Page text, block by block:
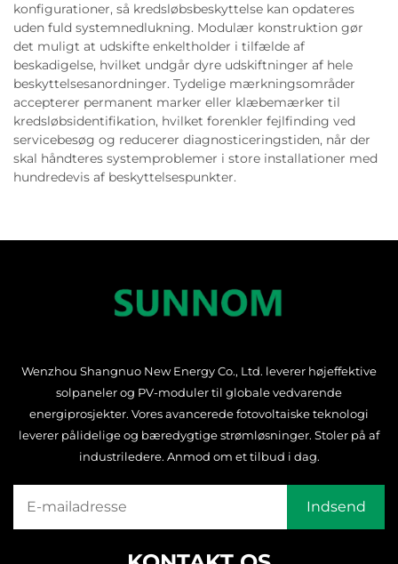
konfigurationer, så kredsløbsbeskyttelse kan opdateres
uden fuld systemnedlukning. Modulær konstruktion gør
det muligt at udskifte enkeltholder i tilfælde af
beskadigelse, hvilket undgår dyre udskiftninger af hele
beskyttelsesanordninger. Tydelige mærkningsområder
accepterer permanent marker eller klæbemærker til
kredsløbsidentifikation, hvilket forenkler fejlfinding ved
servicebesøg og reducerer diagnosticeringstiden, når der
skal håndteres systemproblemer i store installationer med
hundredevis af beskyttelsespunkter.
Wenzhou Shangnuo New Energy Co., Ltd. leverer højeffektive
solpaneler og PV-moduler til globale vedvarende
energiprosjekter. Vores avancerede fotovoltaiske teknologi
leverer pålidelige og bæredygtige strømløsninger. Stoler på af
industriledere. Anmod om et tilbud i dag.